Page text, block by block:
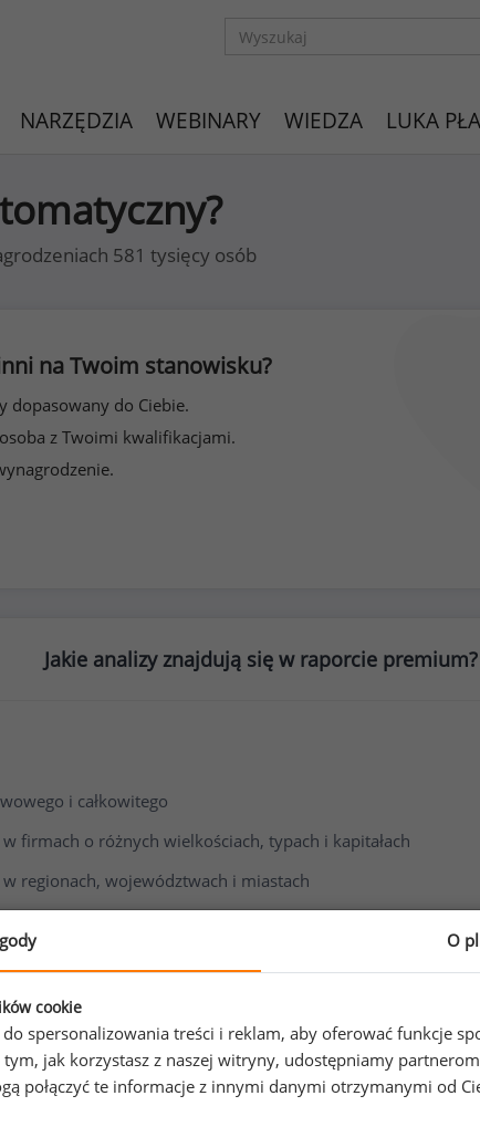
NARZĘDZIA WEBINARY WIEDZA LUKA
581 tysięcy osób
na Twoim stanowisku?
dopasowany do Ciebie.
z Twoimi kwalifikacjami.
Jakie analizy znajdują się w raporcie premium?
i całkowitego
firmach o różnych wielkościach, typach i kapitałach
regionach, województwach i miastach
wynagrodzenia
O
cookie
spersonalizowania treści i reklam, aby oferować funkcje
jak korzystasz z naszej witryny, udostępniamy
połączyć te informacje z innymi danymi otrzymanymi od